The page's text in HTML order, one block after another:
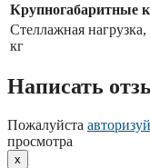
Крупногабаритные
Стеллажная нагрузка,
кг
Написать
Пожалуйста
просмотра
x